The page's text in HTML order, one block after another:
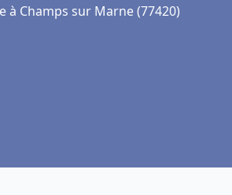
Champs sur Marne (77420)